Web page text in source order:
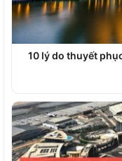
10 lý do thuyết